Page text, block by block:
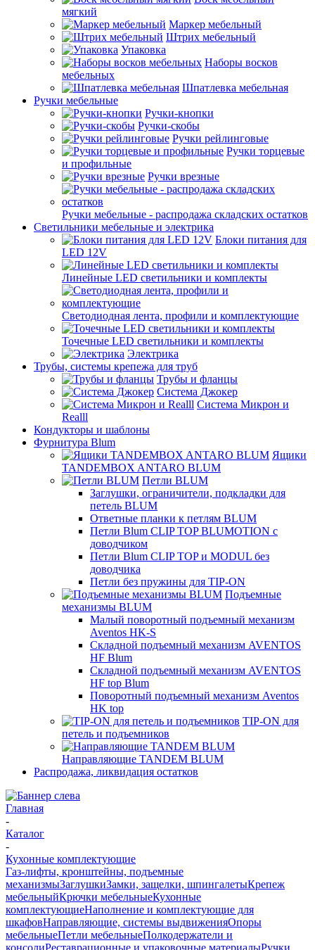
мягкий
Маркер мебельный
Штрих мебельный
Упаковка
Наборы восков
мебельных
Шпатлевка мебельная
Ручки мебельные
Ручки-кнопки
Ручки-скобы
Ручки рейлинговые
Ручки торцевые
и профильные
Ручки врезные
Ручки мебельные - распродажа складских остатков
Светильники мебельные и электрика
Блоки питания для
LED 12V
Линейные LED светильники и комплекты
Светодиодная лента, профили и комплектующие
Точечные LED светильники и комплекты
Электрика
Трубы, системы крепежа для труб
Трубы и фланцы
Система Джокер
Система Микрон и
Realll
Кондукторы и шаблоны
Фурнитура Blum
Ящики
TANDEMBOX ANTARO BLUM
Петли BLUM
Заглушки, ограничители, подкладки для
петель BLUM
Ответные планки к петлям BLUM
Петли Blum CLIP TOP BLUMOTION с
доводчиком
Петли Blum CLIP TOP и MODUL без
доводчика
Петли без пружины для TIP-ON
Подъемные
механизмы BLUM
Малый поворотный подъемный механизм
Aventos HK-S
Складной подъемный механизм AVENTOS
HF Blum
Складной подъемный механизм AVENTOS
HF top Blum
Поворотный подъемный механизм Aventos
HK top
TIP-ON для
петель и подъемников
Направляющие TANDEM BLUM
Распродажа, ликвидация остатков
Главная
-
Каталог
-
Кухонные комплектующие
Газ-лифты, кронштейны, подъемные
механизмыЗаглушкиЗамки, защелки, шпингалетыКрепеж
мебельныйКрючки мебельныеКухонные
комплектующиеНаполнение и комплектующие для
шкафовНаправляющие, системы выдвиженияОпоры
мебельныеПетли мебельныеПолкодержатели и
консолиРеставрационные и упаковочные материалыРучки